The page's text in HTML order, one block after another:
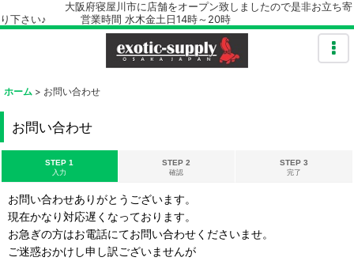
大阪府寝屋川市に店舗をオープン致しましたので是非お立ち寄
り下さい♪ 営業時間 水木金土日14時～20時
ホーム > お問い合わせ
お問い合わせ
STEP 1
入力
STEP 2
確認
STEP 3
完了
お問い合わせありがとうございます。
現在かなり対応遅くなっております。
お急ぎの方はお電話にてお問い合わせくださいませ。
ご迷惑おかけし申し訳ございませんが